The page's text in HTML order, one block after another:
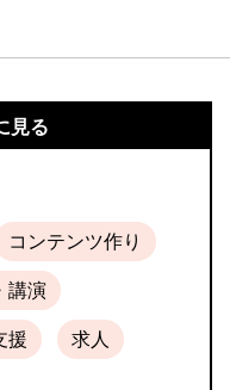
見る
コンテンツ作り
講演
援 求人